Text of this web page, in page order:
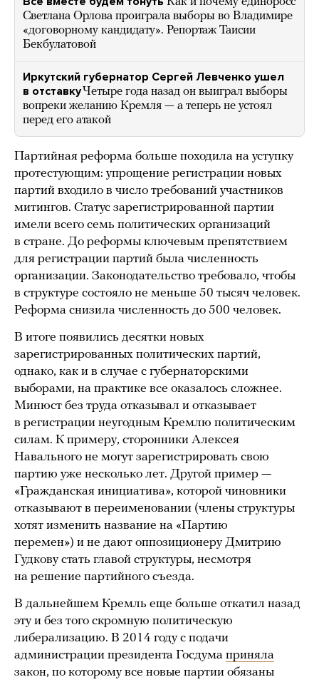
Светлана Орлова проиграла выборы во Владимире
«договорному кандидату». Репортаж Таисии
Бекбулатовой
Иркутский губернатор Сергей Левченко ушел
в отставкуЧетыре года назад он выиграл выборы
вопреки желанию Кремля — а теперь не устоял
перед его атакой
Партийная реформа больше походила на уступку
протестующим: упрощение регистрации новых
партий входило в число требований участников
митингов. Статус зарегистрированной партии
имели всего семь политических организаций
в стране. До реформы ключевым препятствием
для регистрации партий была численность
организации. Законодательство требовало, чтобы
в структуре состояло не меньше 50 тысяч человек.
Реформа снизила численность до 500 человек.
В итоге появились десятки новых
зарегистрированных политических партий,
однако, как и в случае с губернаторскими
выборами, на практике все оказалось сложнее.
Минюст без труда отказывал и отказывает
в регистрации неугодным Кремлю политическим
силам. К примеру, сторонники Алексея
Навального не могут зарегистрировать свою
партию уже несколько лет. Другой пример —
«Гражданская инициатива», которой чиновники
отказывают в переименовании (члены структуры
хотят изменить название на «Партию
перемен») и не дают оппозиционеру Дмитрию
Гудкову стать главой структуры, несмотря
на решение партийного съезда.
В дальнейшем Кремль еще больше откатил назад
эту и без того скромную политическую
либерализацию. В 2014 году с подачи
администрации президента Госдума приняла
закон, по которому все новые партии обязаны